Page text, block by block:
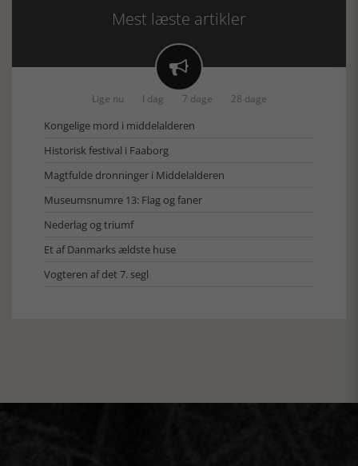
Mest læste artikler

Lige nu I dag 7 dage 28 dage
Kongelige mord i middelalderen
Historisk festival i Faaborg
Magtfulde dronninger i Middelalderen
Museumsnumre 13: Flag og faner
Nederlag og triumf
Et af Danmarks ældste huse
Vogteren af det 7. segl